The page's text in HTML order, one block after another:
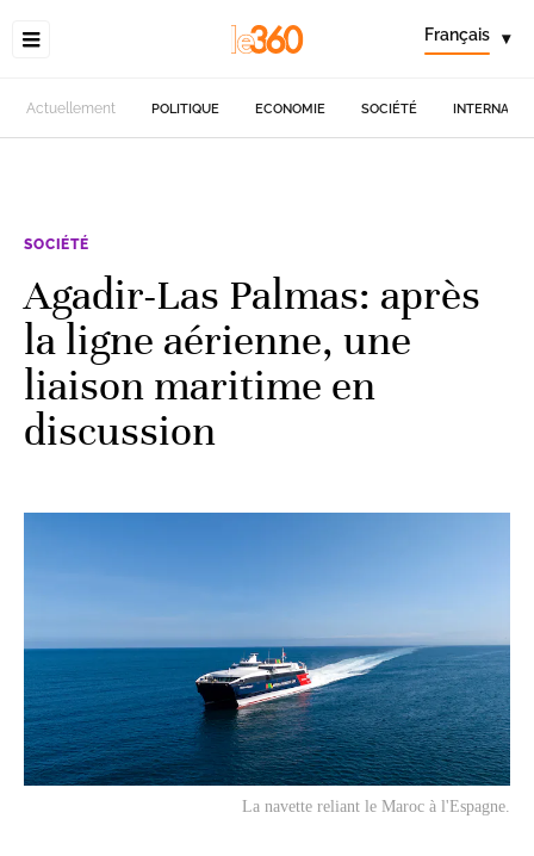
Français ▾
Actuellement POLITIQUE ECONOMIE SOCIÉTÉ
SOCIÉTÉ
Agadir-Las Palmas: après
la ligne aérienne, une
liaison maritime en
discussion
La navette reliant le Maroc à l'Espagne.